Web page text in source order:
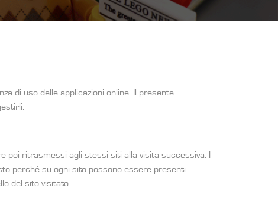
di uso delle applicazioni online. Il presente
poi ritrasmessi agli stessi siti alla visita successiva. I
perché su ogni sito possono essere presenti
del sito visitato.